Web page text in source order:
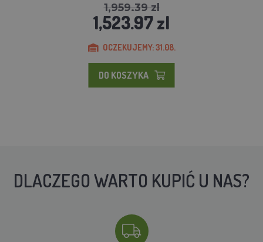
1,959.39 zl
1,523.97 zl
OCZEKUJEMY: 31.08.
DO KOSZYKA
DLACZEGO WARTO KUPIĆ U NAS?